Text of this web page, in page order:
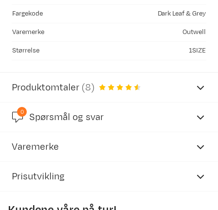
Fargekode Dark Leaf & Grey
Varemerke Outwell
Størrelse 1SIZE
Produktomtaler (8)
4.5
Heidi K Bekreftet kjøper
0 Spørsmål og svar
Varemerke
Prisutvikling